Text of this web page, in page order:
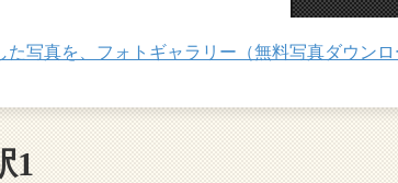
た写真を、フォトギャラリー（無料写真ダウン
1